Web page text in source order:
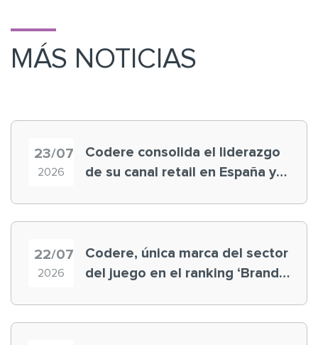
MÁS NOTICIAS
23/07
2026
Codere consolida el liderazgo
de su canal retail en España y
22/07
2026
Codere, única marca del sector
del juego en el ranking ‘Brand